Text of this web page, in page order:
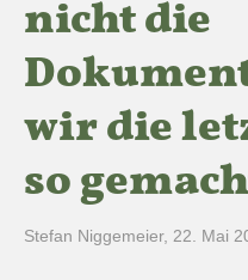
nicht die
wir die
so
Stefan Niggemeier, 22. Mai